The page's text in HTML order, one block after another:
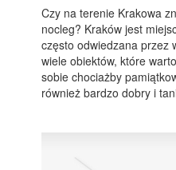
Czy na terenie Krakowa
nocleg? Kraków jest
często odwiedzana przez
wiele obiektów, które
sobie chociażby
również bardzo dobry i